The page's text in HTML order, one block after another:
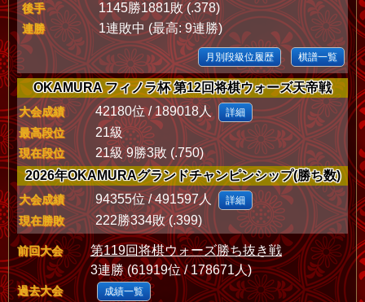
後手 1145勝1881敗 (.378)
連勝 1連敗中 (最高: 9連勝)
月別段級位履歴 棋譜一覧
OKAMURA フィノラ杯 第12回将棋ウォーズ天帝戦
大会成績 42180位 / 189018人 詳細
最高段位 21級
現在段位
21級 9勝3敗 (.750)
2026年OKAMURAグランドチャンピンシップ(勝ち数)
大会成績 94355位 / 491597人 詳細
現在勝敗 222勝334敗 (.399)
前回大会
第119回将棋ウォーズ勝ち抜き戦
3連勝 (61919位 / 178671人)
過去大会 成績一覧